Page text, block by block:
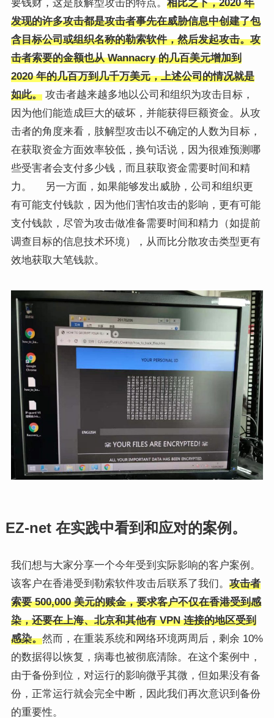
要钱财，这是肢解型攻击的特点。 相比之下，2020 年
发现的许多攻击都是攻击者事先在威胁信息中创建了包
含目标公司或组织名称的勒索软件，然后发起攻击。攻
击者索要的金额也从 Wannacry 的几百美元增加到
2020 年的几百万到几千万美元，上述公司的情况就是
如此。攻击者越来越多地以公司和组织为攻击目标，
因为他们能造成巨大的破坏，并能获得巨额资金。从攻
击者的角度来看，肢解型攻击以不确定的人数为目标，
在获取资金方面效率较低，换句话说，因为很难预测哪
些受害者会支付多少钱，而且获取资金需要时间和精
力。 另一方面，如果能够发出威胁，公司和组织更
有可能支付钱款，因为他们害怕攻击的影响，更有可能
支付钱款，尽管为攻击做准备需要时间和精力（如提前
调查目标的信息技术环境），从而比分散攻击类型更有
效地获取大笔钱款。
EZ-net 在实践中看到和应对的案例。
我们想与大家分享一个今年受到实际影响的客户案例。
该客户在香港受到勒索软件攻击后联系了我们。 攻击者
索要 500,000 美元的赎金，要求客户不仅在香港受到感
染，还要在上海、北京和其他有 VPN 连接的地区受到
感染。然而，在重装系统和网络环境两周后，剩余 10%
的数据得以恢复，病毒也被彻底清除。在这个案例中，
由于备份到位，对运行的影响微乎其微，但如果没有备
份，正常运行就会完全中断，因此我们再次意识到备份
的重要性。